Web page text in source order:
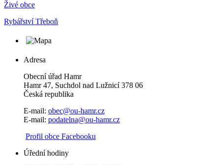
Živé obce
Rybářství Třeboň
Adresa
Obecní úřad Hamr
Hamr 47, Suchdol nad Lužnicí 378 06
Česká republika
E-mail: obec@ou-hamr.cz
E-mail: podatelna@ou-hamr.cz
Profil obce Facebooku
Úřední hodiny